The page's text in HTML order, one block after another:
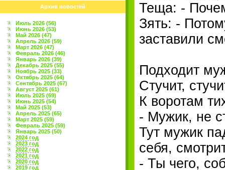
Архив новостей
Июль 2026 (56)
Июнь 2026 (53)
Май 2026 (47)
Апрель 2026 (59)
Март 2026 (47)
Февраль 2026 (46)
Январь 2026 (39)
Декабрь 2025 (55)
Ноябрь 2025 (33)
Октябрь 2025 (64)
Сентябрь 2025 (67)
Август 2025 (61)
Июль 2025 (69)
Июнь 2025 (54)
Май 2025 (53)
Апрель 2025 (65)
Март 2025 (59)
Февраль 2025 (59)
Январь 2025 (50)
2024 год
2023 год
2022 год
2021 год
2020 год
2019 год
Теща: -
Зять: -
заставили
Подходит
Стучит,
К воротам
- Мужик, не
Тут мужик
себя,
- Ты чего,